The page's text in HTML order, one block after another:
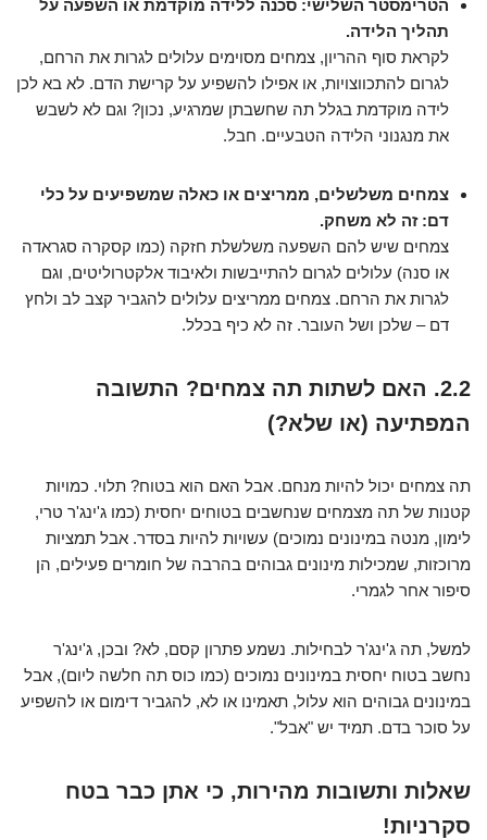
הטרימסטר השלישי: סכנה ללידה מוקדמת או השפעה על
תהליך הלידה.
לקראת סוף ההריון, צמחים מסוימים עלולים לגרות את הרחם,
לגרום להתכווצויות, או אפילו להשפיע על קרישת הדם. לא בא לכן
לידה מוקדמת בגלל תה שחשבתן שמרגיע, נכון? וגם לא לשבש
את מנגנוני הלידה הטבעיים. חבל.
צמחים משלשלים, ממריצים או כאלה שמשפיעים על כלי
דם: זה לא משחק.
צמחים שיש להם השפעה משלשלת חזקה (כמו קסקרה סגראדה
או סנה) עלולים לגרום להתייבשות ולאיבוד אלקטרוליטים, וגם
לגרות את הרחם. צמחים ממריצים עלולים להגביר קצב לב ולחץ
דם – שלכן ושל העובר. זה לא כיף בכלל.
2.2. האם לשתות תה צמחים? התשובה
המפתיעה (או שלא?)
תה צמחים יכול להיות מנחם. אבל האם הוא בטוח? תלוי. כמויות
קטנות של תה מצמחים שנחשבים בטוחים יחסית (כמו ג'ינג'ר טרי,
לימון, מנטה במינונים נמוכים) עשויות להיות בסדר. אבל תמציות
מרוכזות, שמכילות מינונים גבוהים בהרבה של חומרים פעילים, הן
סיפור אחר לגמרי.
למשל, תה ג'ינג'ר לבחילות. נשמע פתרון קסם, לא? ובכן, ג'ינג'ר
נחשב בטוח יחסית במינונים נמוכים (כמו כוס תה חלשה ליום), אבל
במינונים גבוהים הוא עלול, תאמינו או לא, להגביר דימום או להשפיע
על סוכר בדם. תמיד יש "אבל".
שאלות ותשובות מהירות, כי אתן כבר בטח
סקרניות!